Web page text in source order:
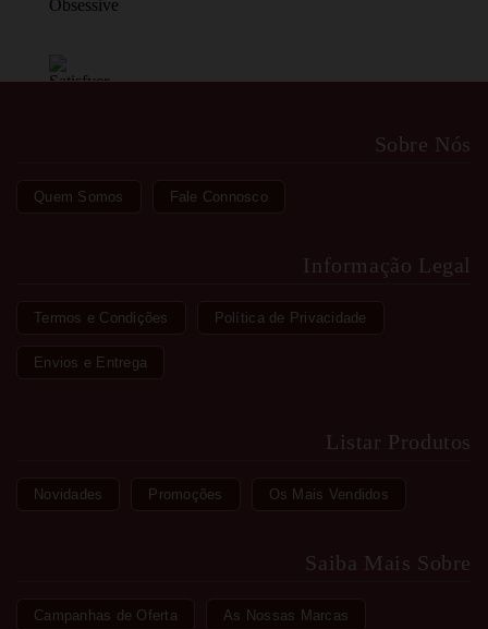
Sobre Nós
Quem Somos Fale Connosco
Informação Legal
Termos e Condições Política de Privacidade
Envios e Entrega
Listar Produtos
Novidades Promoções Os Mais Vendidos
Saiba Mais Sobre
Campanhas de Oferta As Nossas Marcas